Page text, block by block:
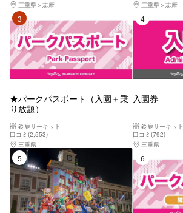
三重県
志摩
三重県
志摩
3位
★パークパスポート（入園＋乗
り放題）
鈴鹿サーキット
口コミ(2,553)
三重県
桑名・長島・四日市・湯の山・鈴鹿
4位
入園券
鈴鹿サーキット
口コミ(792)
三重県
5位 6位